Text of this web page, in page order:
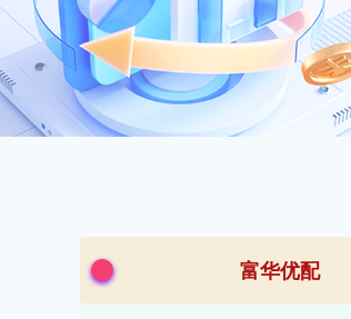
富华优配